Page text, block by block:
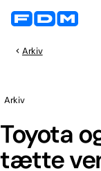
Arkiv
Toyota
tætte
Arkiv